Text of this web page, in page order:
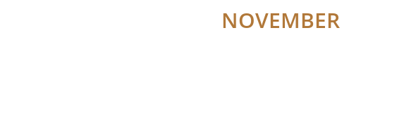
NOVEMBER